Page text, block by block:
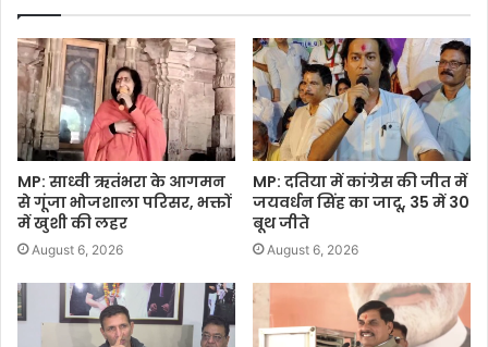
MP: साध्वी ऋतंभरा के आगमन
से गूंजा भोजशाला परिसर, भक्तों
में खुशी की लहर
August 6, 2026
MP: दतिया में कांग्रेस की जीत में
जयवर्धन सिंह का जादू, 35 में 30
बूथ जीते
August 6, 2026